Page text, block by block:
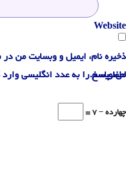
Website
ذخیره نام، ایمیل و وبسایت من در
می‌نویسم.
لطفا پاسخ را به عدد انگلیسی وارد
چهارده − 7 =